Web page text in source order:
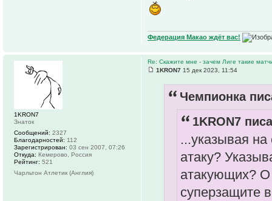
Федерация Макао ждёт вас!
Re: Скажите мне - зачем Лиге такие
1KRON7 15 дек 2023, 11:54
Чемпионка
1KRON7
...указывая
атаку?
атакующих? О
суперзащите
1KRON7
Знаток
Сообщений: 2327
Благодарностей: 112
Зарегистрирован: 03 сен 2007, 07:26
Откуда: Кемерово, Россия
Рейтинг: 521
Чарльтон Атлетик (Англия)